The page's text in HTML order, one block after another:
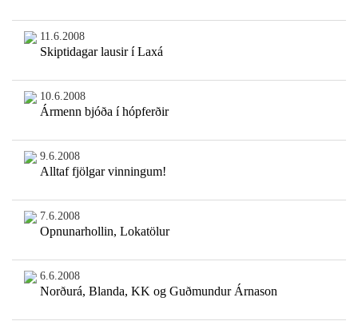
11.6.2008
Skiptidagar lausir í Laxá
10.6.2008
Ármenn bjóða í hópferðir
9.6.2008
Alltaf fjölgar vinningum!
7.6.2008
Opnunarhollin, Lokatölur
6.6.2008
Norðurá, Blanda, KK og Guðmundur Árnason